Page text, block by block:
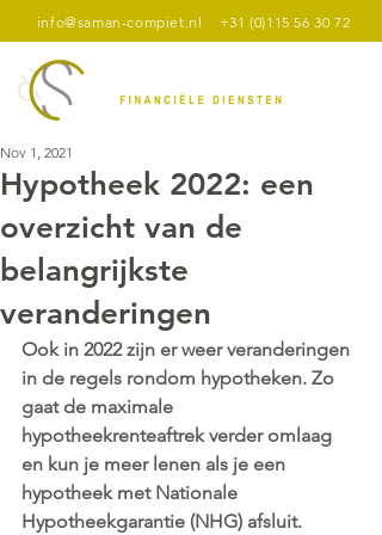
info@saman-compiet.nl +31 (0)115 56 30 72
Hypotheek 2022: een
overzicht van de
belangrijkste
veranderingen
Nov 1, 2021
Ook in 2022 zijn er weer veranderingen
in de regels rondom hypotheken. Zo
gaat de maximale
hypotheekrenteaftrek verder omlaag
en kun je meer lenen als je een
hypotheek met Nationale
Hypotheekgarantie (NHG) afsluit.